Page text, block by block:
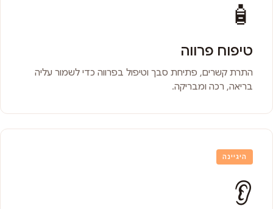
🧴
טיפוח פרווה
התרת קשרים, פתיחת סבך וטיפול בפרווה כדי לשמור עליה
בריאה, רכה ומבריקה.
היגיינה
👂